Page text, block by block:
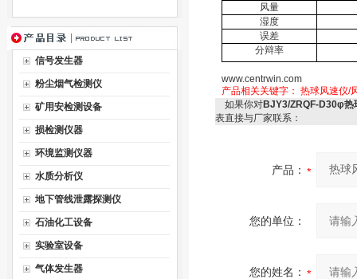
信号发生器
粉尘烟气检测仪
矿用安检测设备
损检测仪器
环境监测仪器
水质分析仪
地下管线泄露探测仪
石油化工设备
实验室设备
气体发生器
风量
湿度
误差
分辩率
www.centrwin.com
产品相关关键字： 热球风速仪/
如果你对BJY3/ZRQF-D30φ热
表直接与厂家联系：
产品：
您的单位：
您的姓名：